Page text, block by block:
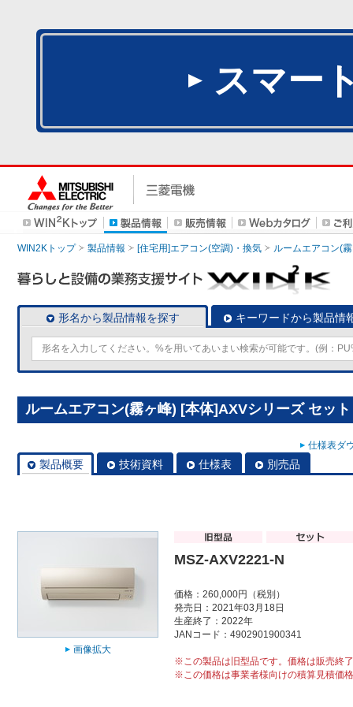
スマー
WIN2Kトップ 製品情報 [住宅用]エアコン(空調)・換気 ルームエアコン(
形名から製品情報を探す キーワードから製品情
ルームエアコン(霧ヶ峰) [本体]AXVシリーズ セッ
仕様表ダ
製品概要 技術資料 仕様表 別売品
画像拡大
MSZ-AXV2221-N
価格：260,000円（税別）
発売日：2021年03月18日
生産終了：2022年
JANコード：4902901900341
※この製品は旧型品です。価格は販売終
※この価格は事業者様向けの積算見積価